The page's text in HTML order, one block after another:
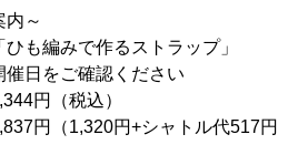
内～
ひも編みで作るストラップ」
催日をご確認ください
円（税込）
円（1,320円+シャトル代517円